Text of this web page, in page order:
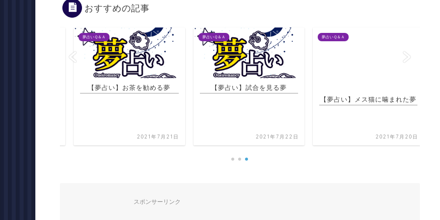
おすすめの記事
夢占いＱ＆Ａ
【夢占い】お茶を勧める夢
2021年7月21日
夢占いＱ＆Ａ
【夢占い】試合を見る夢
2021年7月22日
夢占いＱ＆Ａ
2021年7月20日
スポンサーリンク